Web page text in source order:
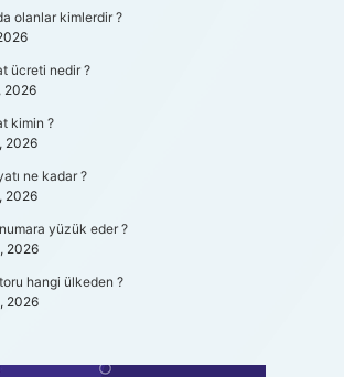
olanlar kimlerdir ?
ücreti nedir ?
2026
kimin ?
2026
ne kadar ?
2026
yüzük eder ?
2026
hangi ülkeden ?
2026